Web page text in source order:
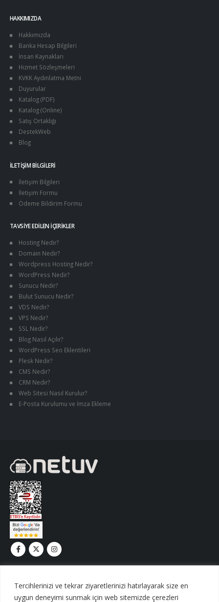
Tercihlerinizi ve tekrar ziyaretlerinizi hatırlayarak size en
uygun deneyimi sunmak için web sitemizde çerezleri
HAKKIMIZDA
Hakkımızda
Banka Hesap Bilgileri
İnsan Kaynakları
Hizmet Sözleşmeleri
KVKK Aydınlatma Metni
Duyurular
Katalog (PDF)
Katalog (Online)
Satış Ortaklığı
DestekWeb
Blog
İLETIŞIM BILGILERI
İletişim Bilgileri
İletişim Formu
Ödeme Bildirim Formu
TAVSIYE EDILEN İÇERIKLER
Hosting Nedir?
Domain Nedir?
Wordpress Hosting Nedir?
WordPress Nedir?
Sunucu Nedir?
Bulut Sunucu Nedir?
VDS Nedir?
VPS Nedir?
SSL Nedir?
Blog Nasıl Açılır?
WordPress Seo Eklentileri
Plesk Nedir?
CMS Nedir?
CRM Nedir?
Web Sitesi Nasıl Kurulur?
E-Posta Kurulumu ve İmza Ekleme